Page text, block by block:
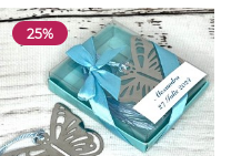
25%